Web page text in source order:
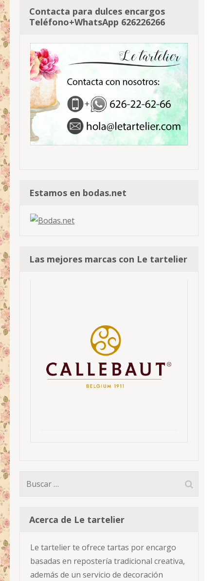
Contacta para dulces encargos
Teléfono+WhatsApp 626226266
Estamos en bodas.net
Las mejores marcas con Le tartelier
Buscar:
Acerca de Le tartelier
Le tartelier te ofrece tartas por encargo
basadas en repostería tradicional creativa,
además de un servicio de decoración